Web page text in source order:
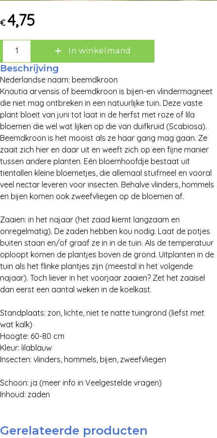
€ 4,75
In winkelmand
Beschrijving
Nederlandse naam: beemdkroon
Knautia arvensis of beemdkroon is bijen-en vlindermagneet
die niet mag ontbreken in een natuurlijke tuin. Deze vaste
plant bloeit van juni tot laat in de herfst met roze of lila
bloemen die wel wat lijken op die van duifkruid (Scabiosa).
Beemdkroon is het mooist als ze haar gang mag gaan. Ze
zaait zich hier en daar uit en weeft zich op een fijne manier
tussen andere planten. Eén bloemhoofdje bestaat uit
tientallen kleine bloemetjes, die allemaal stuifmeel en vooral
veel nectar leveren voor insecten. Behalve vlinders, hommels
en bijen komen ook zweefvliegen op de bloemen af.
Zaaien: in het najaar (het zaad kiemt langzaam en
onregelmatig). De zaden hebben kou nodig. Laat de potjes
buiten staan en/of graaf ze in in de tuin. Als de temperatuur
oploopt komen de plantjes boven de grond. Uitplanten in de
tuin als het flinke plantjes zijn (meestal in het volgende
najaar). Toch liever in het voorjaar zaaien? Zet het zaaisel
dan eerst een aantal weken in de koelkast.
Standplaats: zon, lichte, niet te natte tuingrond (liefst met
wat kalk)
Hoogte: 60-80 cm
Kleur: lilablauw
Insecten: vlinders, hommels, bijen, zweefvliegen
Schoon: ja (meer info in Veelgestelde vragen)
Inhoud: zaden
Gerelateerde producten
Zoek:
Zoeken